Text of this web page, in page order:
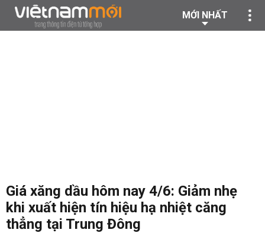
MỚI NHẤT
Giá xăng dầu hôm nay 4/6: Giảm nhẹ
khi xuất hiện tín hiệu hạ nhiệt căng
thẳng tại Trung Đông